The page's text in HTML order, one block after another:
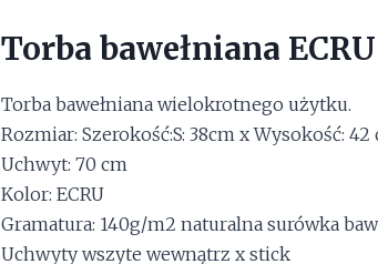
Torba bawełniana
Torba bawełniana wielokrotnego użytku.
Rozmiar: Szerokość:S: 38cm x Wysokość:
Uchwyt: 70 cm
Kolor: ECRU
Gramatura: 140g/m2 naturalna surówka
Uchwyty wszyte wewnątrz x stick